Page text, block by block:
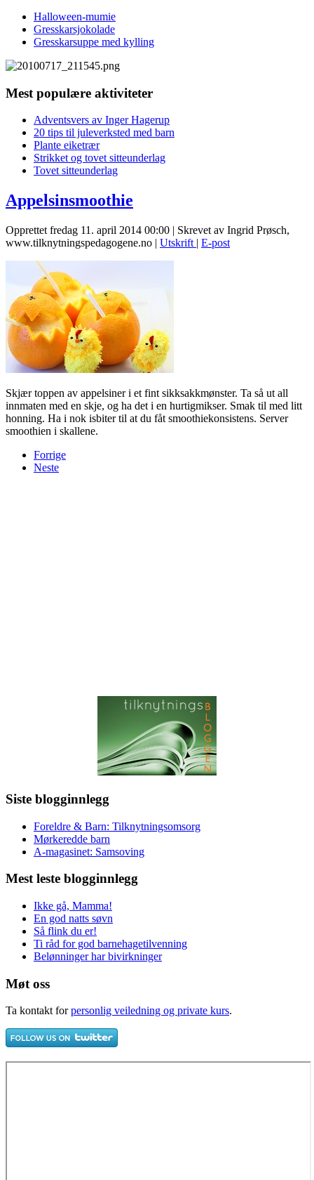
Halloween-mumie
Gresskarsjokolade
Gresskarsuppe med kylling
Mest populære aktiviteter
Adventsvers av Inger Hagerup
20 tips til juleverksted med barn
Plante eiketrær
Strikket og tovet sitteunderlag
Tovet sitteunderlag
Appelsinsmoothie
Opprettet fredag 11. april 2014 00:00 | Skrevet av Ingrid Prøsch,
www.tilknytningspedagogene.no | Utskrift | E-post
Skjær toppen av appelsiner i et fint sikksakkmønster. Ta så ut all
innmaten med en skje, og ha det i en hurtigmikser. Smak til med litt
honning. Ha i nok isbiter til at du fåt smoothiekonsistens. Server
smoothien i skallene.
Forrige
Neste
Siste blogginnlegg
Foreldre & Barn: Tilknytningsomsorg
Mørkeredde barn
A-magasinet: Samsoving
Mest leste blogginnlegg
Ikke gå, Mamma!
En god natts søvn
Så flink du er!
Ti råd for god barnehagetilvenning
Belønninger har bivirkninger
Møt oss
Ta kontakt forpersonlig veiledning og private kurs.